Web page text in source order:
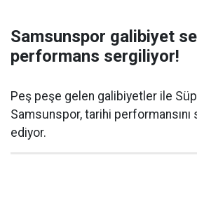
Samsunspor galibiyet
performans sergiliyor!
Peş peşe gelen galibiyetler ile
Samsunspor, tarihi
ediyor.